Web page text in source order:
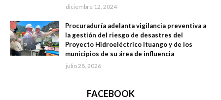
diciembre 12, 2024
Procuraduría adelanta vigilancia preventiva a
la gestión del riesgo de desastres del
Proyecto Hidroeléctrico Ituango y de los
municipios de su área de influencia
julio 28, 2026
FACEBOOK